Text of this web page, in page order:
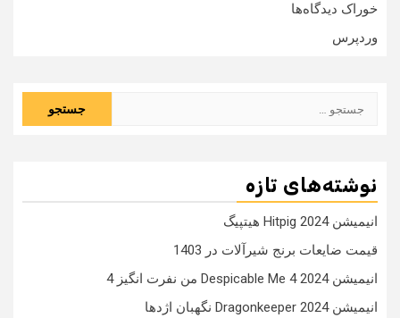
خوراک دیدگاه‌ها
وردپرس
نوشته‌های تازه
انیمیشن Hitpig 2024 هیتپیگ
قیمت ضایعات برنج شیرآلات در 1403
انیمیشن Despicable Me 4 2024 من نفرت انگیز 4
انیمیشن Dragonkeeper 2024 نگهبان اژدها